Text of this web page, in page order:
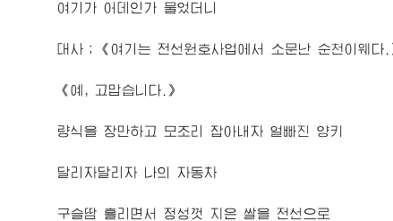
여기가 어데인가 물었더니
대사；《여기는 전선원호사업에서 소문난 순천이웨다.
《예, 고맙습니다.》
량식을 장만하고 모조리 잡아내자 얼빠진 양키
달리자달리자 나의 자동차
구슬땀 흘리면서 정성껏 지은 쌀을 전선으로